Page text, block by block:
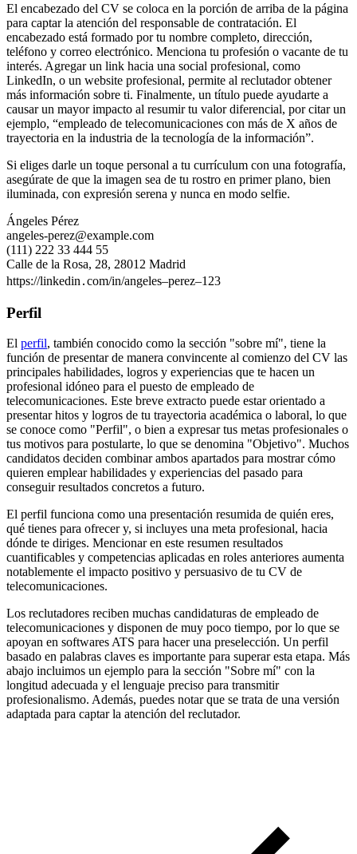
El encabezado del CV se coloca en la porción de arriba de la página
para captar la atención del responsable de contratación. El
encabezado está formado por tu nombre completo, dirección,
teléfono y correo electrónico. Menciona tu profesión o vacante de tu
interés. Agregar un link hacia una social profesional, como
LinkedIn, o un website profesional, permite al reclutador obtener
más información sobre ti. Finalmente, un título puede ayudarte a
causar un mayor impacto al resumir tu valor diferencial, por citar un
ejemplo, “empleado de telecomunicaciones con más de X años de
trayectoria en la industria de la tecnología de la información”.
Si eliges darle un toque personal a tu currículum con una fotografía,
asegúrate de que la imagen sea de tu rostro en primer plano, bien
iluminada, con expresión serena y nunca en modo selfie.
Ángeles Pérez
angeles-perez@example.com
(111) 222 33 444 55
Calle de la Rosa, 28, 28012 Madrid
https://linkedin․com/in/angeles–perez–123
Perfil
El perfil, también conocido como la sección "sobre mí", tiene la
función de presentar de manera convincente al comienzo del CV las
principales habilidades, logros y experiencias que te hacen un
profesional idóneo para el puesto de empleado de
telecomunicaciones. Este breve extracto puede estar orientado a
presentar hitos y logros de tu trayectoria académica o laboral, lo que
se conoce como "Perfil", o bien a expresar tus metas profesionales o
tus motivos para postularte, lo que se denomina "Objetivo". Muchos
candidatos deciden combinar ambos apartados para mostrar cómo
quieren emplear habilidades y experiencias del pasado para
conseguir resultados concretos a futuro.
El perfil funciona como una presentación resumida de quién eres,
qué tienes para ofrecer y, si incluyes una meta profesional, hacia
dónde te diriges. Mencionar en este resumen resultados
cuantificables y competencias aplicadas en roles anteriores aumenta
notablemente el impacto positivo y persuasivo de tu CV de
telecomunicaciones.
Los reclutadores reciben muchas candidaturas de empleado de
telecomunicaciones y disponen de muy poco tiempo, por lo que se
apoyan en softwares ATS para hacer una preselección. Un perfil
basado en palabras claves es importante para superar esta etapa. Más
abajo incluimos un ejemplo para la sección "Sobre mí" con la
longitud adecuada y el lenguaje preciso para transmitir
profesionalismo. Además, puedes notar que se trata de una versión
adaptada para captar la atención del reclutador.